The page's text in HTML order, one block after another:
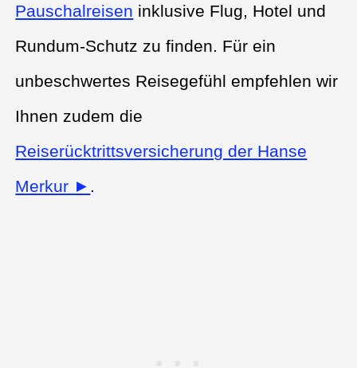
Pauschalreisen inklusive Flug, Hotel und
Rundum-Schutz zu finden. Für ein
unbeschwertes Reisegefühl empfehlen wir
Ihnen zudem die
Reiserücktrittsversicherung der Hanse
Merkur ► .